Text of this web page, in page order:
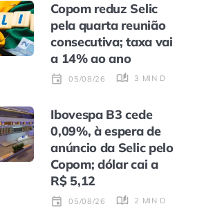
Copom reduz Selic
pela quarta reunião
consecutiva; taxa vai
a 14% ao ano
05/08/26 3 MIN DE LEITURA
Ibovespa B3 cede
0,09%, à espera de
anúncio da Selic pelo
Copom; dólar cai a
R$ 5,12
05/08/26 2 MIN DE LEITURA